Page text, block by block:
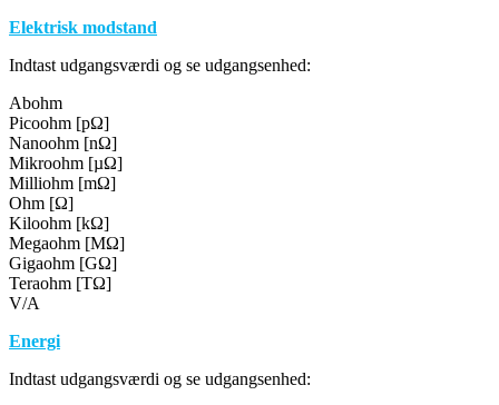
Elektrisk modstand
Indtast udgangsværdi og se udgangsenhed:
Abohm
Picoohm [pΩ]
Nanoohm [nΩ]
Mikroohm [µΩ]
Milliohm [mΩ]
Ohm [Ω]
Kiloohm [kΩ]
Megaohm [MΩ]
Gigaohm [GΩ]
Teraohm [TΩ]
V/A
Energi
Indtast udgangsværdi og se udgangsenhed: